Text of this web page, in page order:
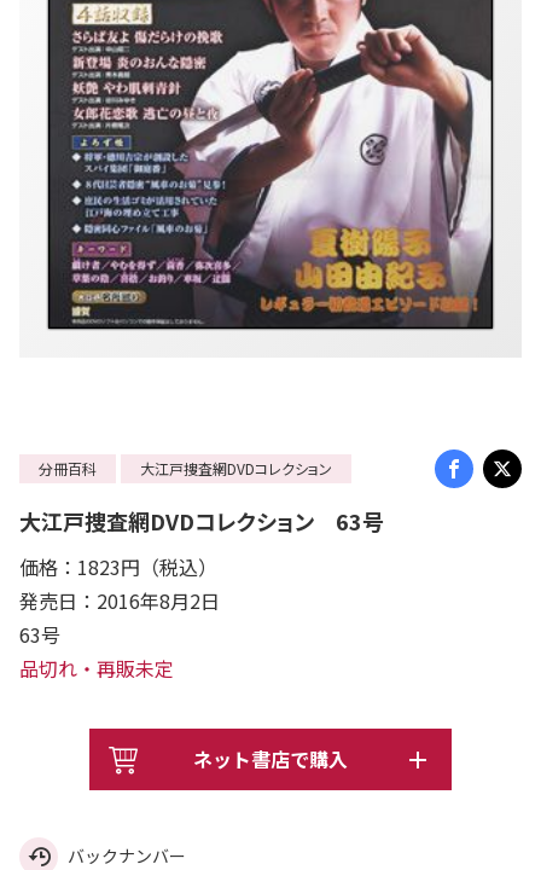
分冊百科 大江戸捜査網DVDコレクション
大江戸捜査網DVDコレクション 63号
価格：1823円（税込）
発売日：2016年8月2日
63号
品切れ・再販未定
ネット書店で購入
バックナンバー